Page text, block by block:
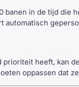
banen in de tijd die
automatisch
prioriteit heeft, kan
oppassen dat